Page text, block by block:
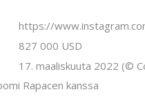
https://
827 000 USD
17. maaliskuuta 2022 (©